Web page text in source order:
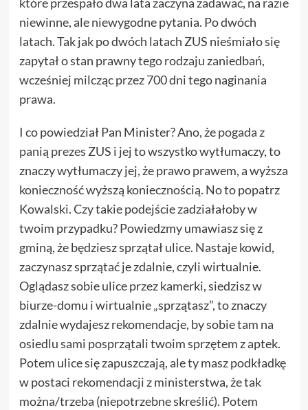
niewinne, ale niewygodne pytania. Po dwóch
latach. Tak jak po dwóch latach ZUS nieśmiało się
zapytał o stan prawny tego rodzaju zaniedbań,
wcześniej milcząc przez 700 dni tego naginania
prawa.
I co powiedział Pan Minister? Ano, żepogada z
panią prezes ZUS i jej to wszystko wytłumaczy, to
znaczy wytłumaczy jej, że prawo prawem, a wyższa
konieczność wyższą koniecznością. No to popatrz
Kowalski. Czy takie podejście zadziałałoby w
twoim przypadku? Powiedzmy umawiasz się z
gminą, że będziesz sprzątał ulice. Nastaje kowid,
zaczynasz sprzątać je zdalnie, czyli wirtualnie.
Oglądasz sobie ulice przez kamerki, siedzisz w
biurze-domu i wirtualnie „sprzątasz”, to znaczy
zdalnie wydajesz rekomendacje, by sobie tam na
osiedlu sami posprzątali twoim sprzętem z aptek.
Potem ulice się zapuszczają, ale ty masz podkładkę
w postaci rekomendacji z ministerstwa, że tak
można/trzeba (niepotrzebne skreślić). Potem